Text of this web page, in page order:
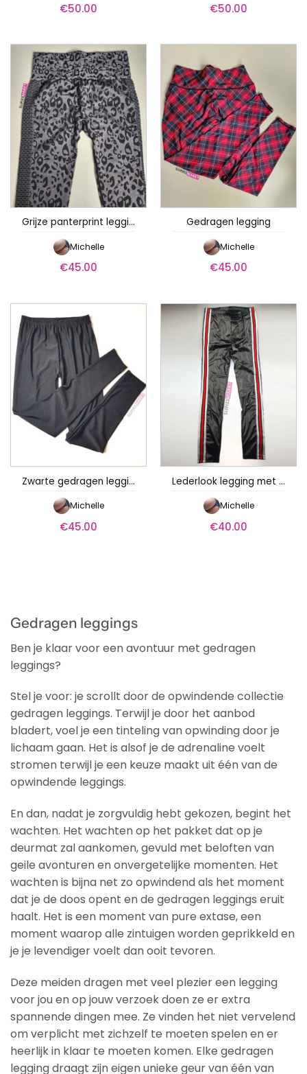
€50.00 €50.00
Grijze panterprint legging
Michelle
€45.00
Gedragen legging
Michelle
€45.00
Zwarte gedragen legging
Michelle
€45.00
Lederlook legging met strepen
Michelle
€40.00
Gedragen leggings
Ben je klaar voor een avontuur met gedragen
leggings?
Stel je voor: je scrollt door de opwindende collectie
gedragen leggings. Terwijl je door het aanbod
bladert, voel je een tinteling van opwinding door je
lichaam gaan. Het is alsof je de adrenaline voelt
stromen terwijl je een keuze maakt uit één van de
opwindende leggings.
En dan, nadat je zorgvuldig hebt gekozen, begint het
wachten. Het wachten op het pakket dat op je
deurmat zal aankomen, gevuld met beloften van
geile avonturen en onvergetelijke momenten. Het
wachten is bijna net zo opwindend als het moment
dat je de doos opent en de gedragen leggings eruit
haalt. Het is een moment van pure extase, een
moment waarop alle zintuigen worden geprikkeld en
je je levendiger voelt dan ooit tevoren.
Deze meiden dragen met veel plezier een legging
voor jou en op jouw verzoek doen ze er extra
spannende dingen mee. Ze vinden het niet vervelend
om verplicht met zichzelf te moeten spelen en er
heerlijk in klaar te moeten komen. Elke gedragen
legging draagt zijn eigen unieke geur van één van